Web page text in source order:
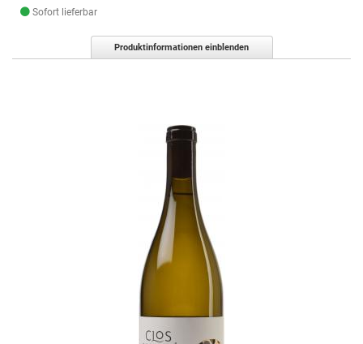
Sofort lieferbar
Produktinformationen einblenden